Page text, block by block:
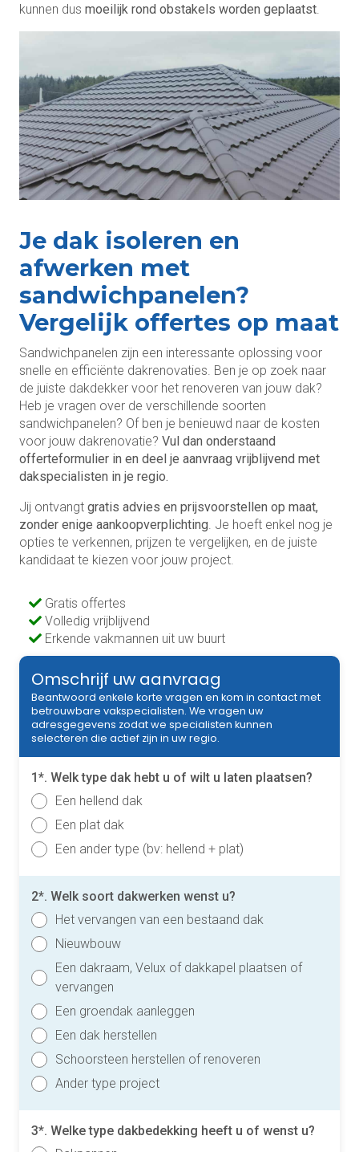
kunnen dus moeilijk rond obstakels worden geplaatst
Je dak isoleren en
afwerken met
sandwichpanelen?
Vergelijk offertes op maat
Sandwichpanelen zijn een interessante oplossing voor
snelle en efficiënte dakrenovaties. Ben je op zoek naar
de juiste dakdekker voor het renoveren van jouw dak?
Heb je vragen over de verschillende soorten
sandwichpanelen? Of ben je benieuwd naar de kosten
voor jouw dakrenovatie? Vul dan onderstaand
offerteformulier in en deel je aanvraag vrijblijvend met
dakspecialisten in je regio.
Jij ontvangt gratis advies en prijsvoorstellen op maat,
zonder enige aankoopverplichting . Je hoeft enkel nog je
opties te verkennen, prijzen te vergelijken, en de juiste
kandidaat te kiezen voor jouw project.
Gratis offertes
Volledig vrijblijvend
Erkende vakmannen uit uw buurt
Omschrijf uw aanvraag
Beantwoord enkele korte vragen en kom in contact met
betrouwbare vakspecialisten. We vragen uw
adresgegevens zodat we specialisten kunnen
selecteren die actief zijn in uw regio.
1*. Welk type dak hebt u of wilt u laten plaatsen?
Een hellend dak
Een plat dak
Een ander type (bv: hellend + plat)
2*. Welk soort dakwerken wenst u?
Het vervangen van een bestaand dak
Nieuwbouw
Een dakraam, Velux of dakkapel plaatsen of
vervangen
Een groendak aanleggen
Een dak herstellen
Schoorsteen herstellen of renoveren
Ander type project
3*. Welke type dakbedekking heeft u of wenst u?